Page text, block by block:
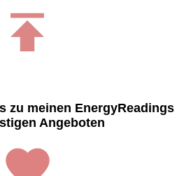
zu meinen EnergyReadings
Angeboten